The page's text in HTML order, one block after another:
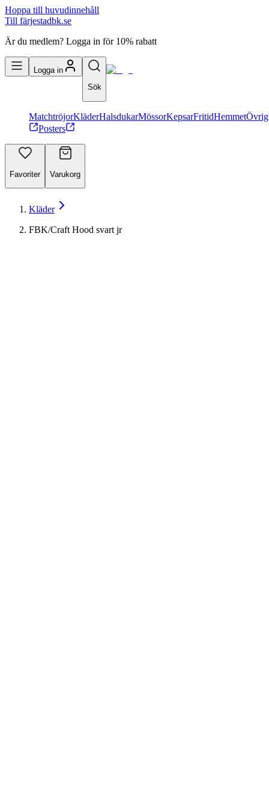
Hoppa till huvudinnehåll
Till färjestadbk.se
Är du medlem? Logga in för 10% rabatt
Logga in
Sök
MatchtröjorKläderHalsdukarMössorKepsarFritidHemmet
Posters
Favoriter Varukorg
Kläder
FBK/Craft Hood svart jr